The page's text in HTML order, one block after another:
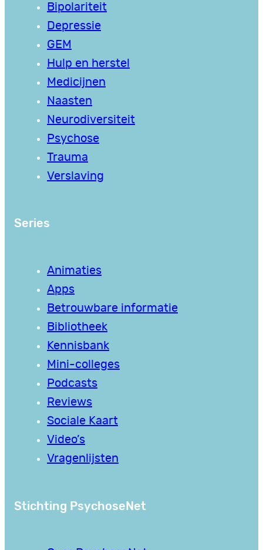
Bipolariteit
Depressie
GEM
Hulp en herstel
Medicijnen
Naasten
Neurodiversiteit
Psychose
Trauma
Verslaving
Series
Animaties
Apps
Betrouwbare informatie
Bibliotheek
Kennisbank
Mini-colleges
Podcasts
Reviews
Sociale Kaart
Video’s
Vragenlijsten
Stichting PsychoseNet